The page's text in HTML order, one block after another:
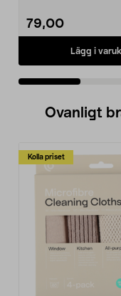
79,00
Lägg i
Ovanligt
Kolla priset